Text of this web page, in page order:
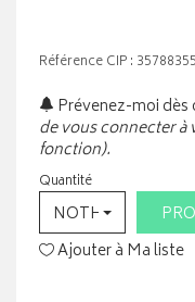
Référence CIP :
Prévenez-moi
de vous connecter
fonction).
Quantité
NOTHING
Ajouter à Ma liste